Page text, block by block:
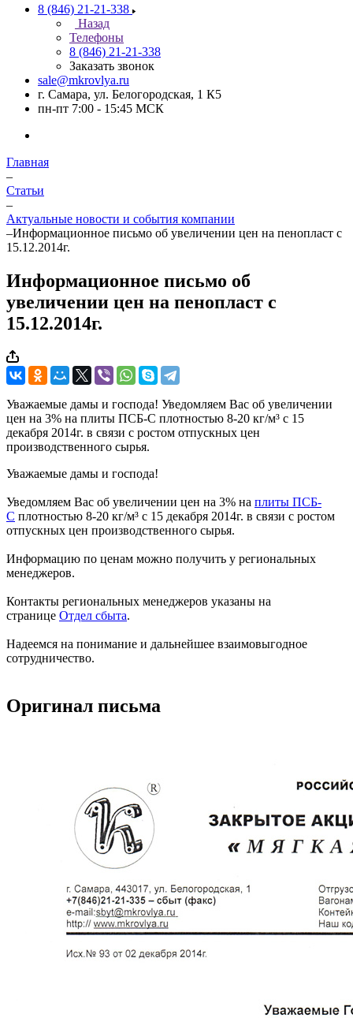
8 (846) 21-21-338
Назад
Телефоны
8 (846) 21-21-338
Заказать звонок
sale@mkrovlya.ru
г. Самара, ул. Белогородская, 1 К5
пн-пт 7:00 - 15:45 МСК
Главная
–
Статьи
–
Актуальные новости и события компании
–Информационное письмо об увеличении цен на пенопласт с
15.12.2014г.
Информационное письмо об
увеличении цен на пенопласт с
15.12.2014г.
Уважаемые дамы и господа! Уведомляем Вас об увеличении
цен на 3% на плиты ПСБ-С плотностью 8-20 кг/м³ с 15
декабря 2014г. в связи с ростом отпускных цен
производственного сырья.
Уважаемые дамы и господа!
Уведомляем Вас об увеличении цен на 3% на плиты ПСБ-
С плотностью 8-20 кг/м³ с 15 декабря 2014г. в связи с ростом
отпускных цен производственного сырья.
Информацию по ценам можно получить у региональных
менеджеров.
Контакты региональных менеджеров указаны на
странице Отдел сбыта.
Надеемся на понимание и дальнейшее взаимовыгодное
сотрудничество.
Оригинал письма